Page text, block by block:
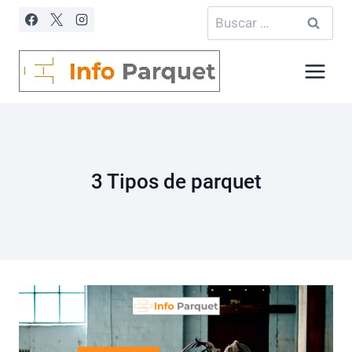
Saltar
contenido
Buscar:
3 Tipos de parquet